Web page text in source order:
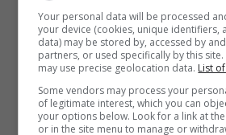
Napoli-Udinese,
probabili
Spalletti sembra
confermare il migliore
Your personal data will be processed
your device (cookies, unique identifiers,
data) may be stored by, accessed by
partners, or used specifically by this
may use precise geolocation data. List
Some vendors may process your
of legitimate interest, which you can
your options below. Look for a link at
or in the site menu to manage or